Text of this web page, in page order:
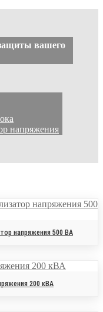
вашего
напряжения
напряжения 500 ВА
200 кВА